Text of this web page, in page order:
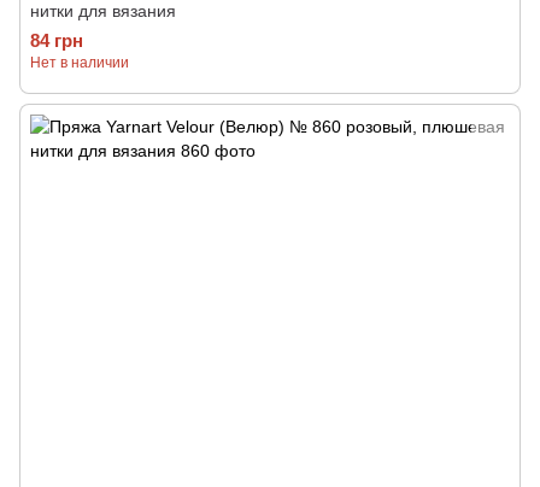
нитки для вязания
84 грн
Нет в наличии